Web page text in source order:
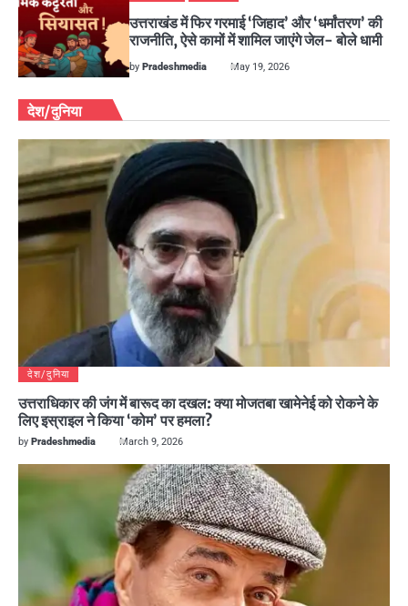
उत्तराखंड में फिर गरमाई ‘जिहाद’ और ‘धर्मांतरण’ की
राजनीति, ऐसे कामों में शामिल जाएंगे जेल- बोले धामी
byPradeshmedia May 19, 2026
देश/दुनिया
देश/दुनिया
उत्तराधिकार की जंग में बारूद का दखल: क्या मोजतबा खामेनेई को रोकने के
लिए इस्राइल ने किया ‘कोम’ पर हमला?
by Pradeshmedia March 9, 2026